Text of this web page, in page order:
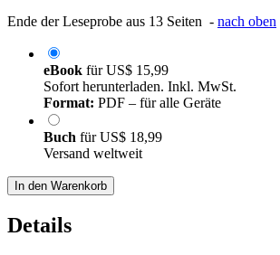
Ende der Leseprobe aus 13 Seiten - nach oben
eBook fürUS$ 15,99
Sofort herunterladen. Inkl. MwSt.
Format: PDF – für alle Geräte
Buch fürUS$ 18,99
Versand weltweit
In den Warenkorb
Details